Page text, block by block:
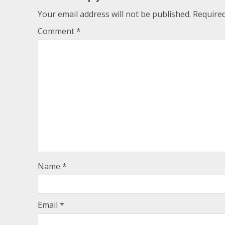
Your email address will not be published.
Comment*
Name *
Email *